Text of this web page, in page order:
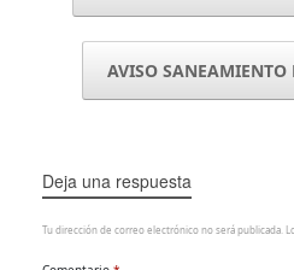
AVISO SANEAMIENTO
Deja una respuesta
Tu dirección de correo electrónico no será publicada.